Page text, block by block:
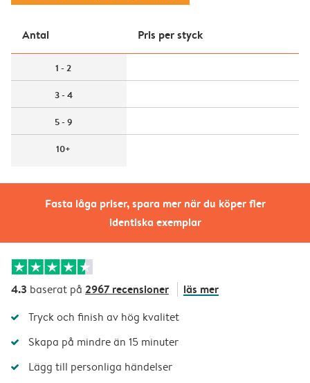
Fasta låga priser, spara mer när du köper fler
identiska exemplar
Antal Pris per styck
1 - 2
3 - 4
5 - 9
10+
4.3 baserat på 2967 recensioner läs mer
Tryck och finish av hög kvalitet
Skapa på mindre än 15 minuter
Lägg till personliga händelser